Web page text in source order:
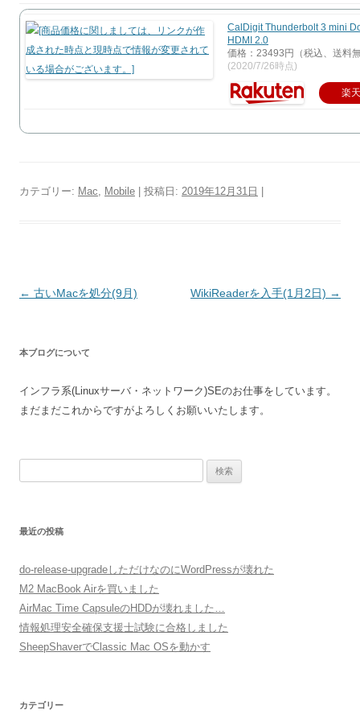
CalDigit Thunderbolt 3 mini
HDMI 2.0
価格：23493円（税込、送料
(2020/7/26時点)
楽
カテゴリー: Mac Mobile | 投稿日: 2019年12月31日
投
ビ
ー
← 古いMacを処分(9月) WikiReaderを入手(1月2日) →
本ブログについて
インフラ系(Linuxサーバ・ネットワーク)SEのお仕事をしています。
まだまだこれからですがよろしくお願いいたします。
最近の投稿
do-release-upgradeしただけなのにWordPressが壊れた
M2 MacBook Airを買いました
AirMac Time CapsuleのHDDが壊れました…
情報処理安全確保支援士試験に合格しました
SheepShaverでClassic Mac OSを動かす
カテゴリー